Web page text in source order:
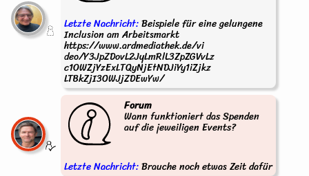
Letzte Nachricht:Beispiele für eine gelungene
Inclusion am Arbeitsmarkt
https://www.ardmediathek.de/vi
deo/Y3JpZDovL2JyLmRlL3ZpZGVvLz
c1OWZjYzExLTQyNjEtNDJiYy1iZjkz
LTBkZjI3OWJjZDEwYw/
Forum
Wann funktioniert das Spenden
auf die jeweiligen Events?
Letzte Nachricht:Brauche noch etwas Zeit dafür